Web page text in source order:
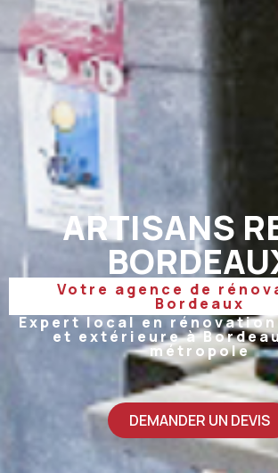
ARTISANS
Votre agence de
Bordeaux
Expert local en
et extérieure à
métropole
DEMANDER UN DEVIS